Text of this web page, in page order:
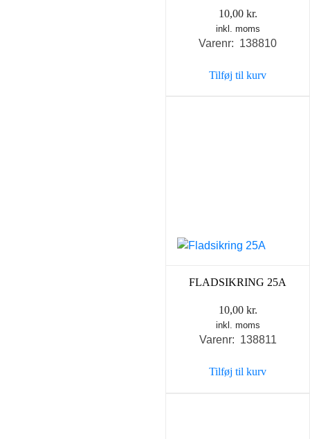
10,00 kr.
inkl. moms
Varenr: 138810
Tilføj til kurv
FLADSIKRING 25A
10,00 kr.
inkl. moms
Varenr: 138811
Tilføj til kurv